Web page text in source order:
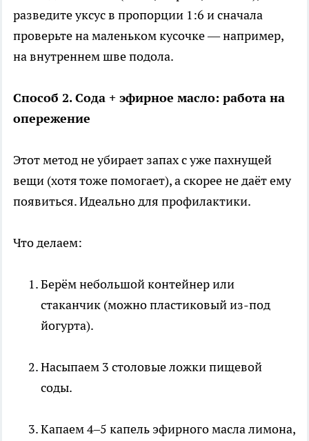
разведите уксус в пропорции 1:6 и сначала
проверьте на маленьком кусочке — например,
на внутреннем шве подола.
Способ 2. Сода + эфирное масло: работа на
опережение
Этот метод не убирает запах с уже пахнущей
вещи (хотя тоже помогает), а скорее не даёт ему
появиться. Идеально для профилактики.
Что делаем:
Берём небольшой контейнер или
стаканчик (можно пластиковый из-под
йогурта).
Насыпаем 3 столовые ложки пищевой
соды.
Капаем 4–5 капель эфирного масла лимона,